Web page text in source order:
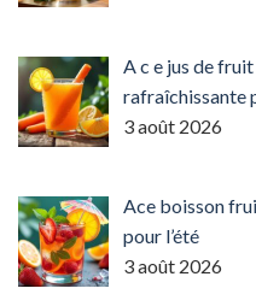
A c e jus de
rafraîchissante
3 août 2026
Ace boisson
pour l’été
3 août 2026